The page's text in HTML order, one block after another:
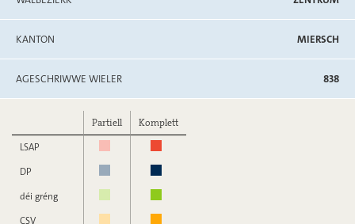
KANTON MIERSCH
AGESCHRIWWE WIELER 838
Partiell
Komplett
LSAP
DP
déi gréng
CSV